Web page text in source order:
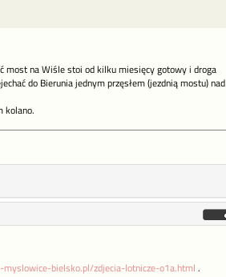
most na Wiśle stoi od kilku miesięcy gotowy i droga
do Bierunia jednym przęsłem (jezdnią mostu) nad
kolano.
bielsko.pl/zdjecia-lotnicze-o1a.html .